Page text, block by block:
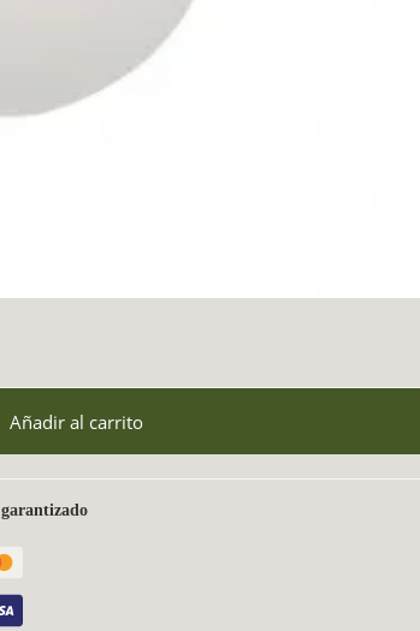
Añadir al carrito